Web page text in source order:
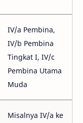
IV/a Pembina,
IV/b Pembina
Tingkat I, IV/c
Pembina Utama
Muda
Misalnya IV/a ke